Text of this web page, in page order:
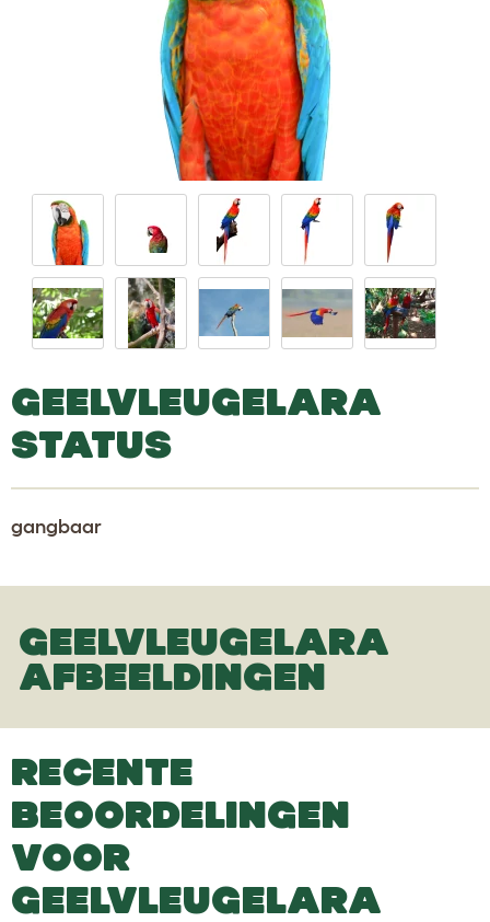
GEELVLEUGELARA
STATUS
gangbaar
GEELVLEUGELARA
AFBEELDINGEN
RECENTE
BEOORDELINGEN
VOOR
GEELVLEUGELARA